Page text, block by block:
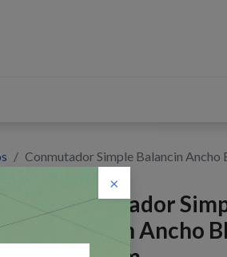
×
Conmutador Simple Balancin Ancho
Conmutador
Balancin Ancho